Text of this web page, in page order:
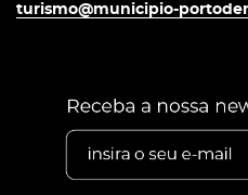
turismo@municipio-